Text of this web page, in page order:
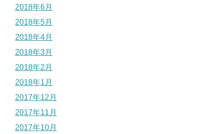
2018年6月
2018年5月
2018年4月
2018年3月
2018年2月
2018年1月
2017年12月
2017年11月
2017年10月